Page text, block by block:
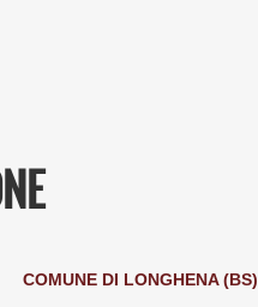
COMUNE DI LONGHENA (BS)